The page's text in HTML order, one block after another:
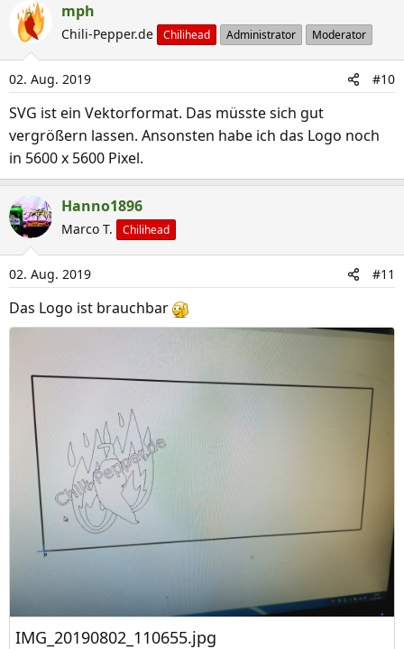
a
k
i
o
n
n
mph
Chili-Pepper.de Chilihead Administrator Moderator
02. Aug. 2019 #10
SVG ist ein Vektorformat. Das müsste sich gut
vergrößern lassen. Ansonsten habe ich das Logo noch
in 5600 x 5600 Pixel.
Hanno1896
Marco T. Chilihead
02. Aug. 2019 #11
Das Logo ist brauchbar
IMG_20190802_110655.jpg